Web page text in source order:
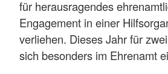
für herausragendes
Engagement in einer
verliehen. Dieses Jahr für
sich besonders im Ehrenamt